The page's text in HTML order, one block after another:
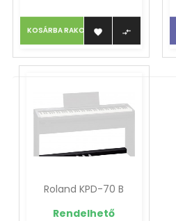
KOSÁRBA RAKOM  
Roland KPD-70 B
Rendelhető